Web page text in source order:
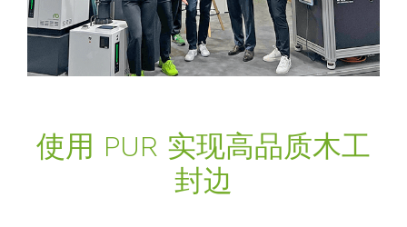
使用 PUR 实现高品质木工
封边